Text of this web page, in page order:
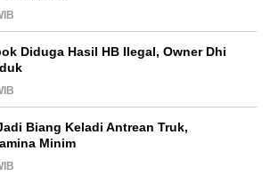
Diduga Hasil HB Ilegal, Owner Dhi
Biang Keladi Antrean Truk,
Minim